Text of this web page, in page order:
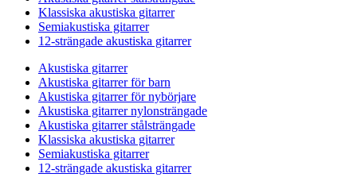
Klassiska akustiska gitarrer
Semiakustiska gitarrer
12-strängade akustiska gitarrer
Akustiska gitarrer
Akustiska gitarrer för barn
Akustiska gitarrer för nybörjare
Akustiska gitarrer nylonsträngade
Akustiska gitarrer stålsträngade
Klassiska akustiska gitarrer
Semiakustiska gitarrer
12-strängade akustiska gitarrer